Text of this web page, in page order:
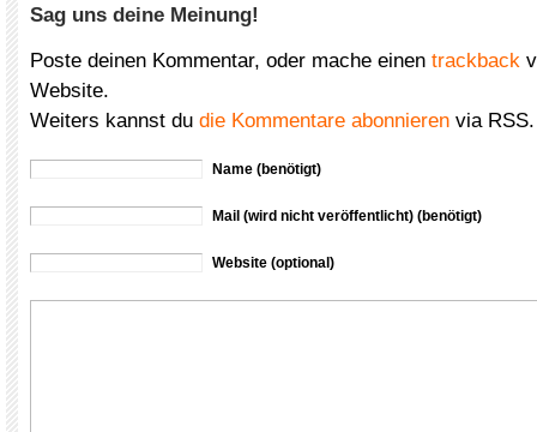
Sag uns deine Meinung!
Poste deinen Kommentar, oder mache einen trackback
Website.
Weiters kannst du die Kommentare abonnieren via RSS.
Name (benötigt)
Mail (wird nicht veröffentlicht) (benötigt)
Website (optional)